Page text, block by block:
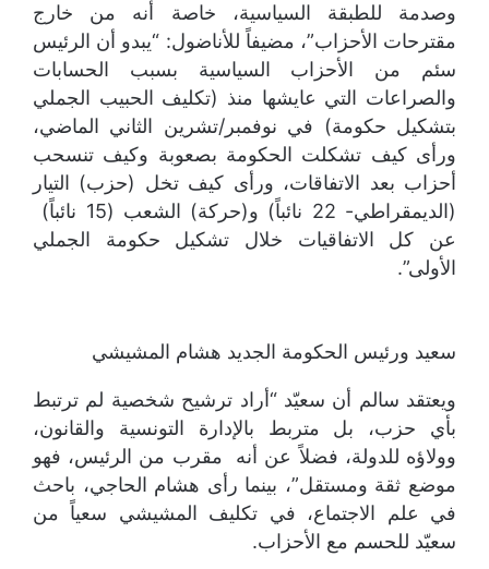
وصدمة للطبقة السياسية، خاصة أنه من خارج
مقترحات الأحزاب”، مضيفاً للأناضول: “يبدو أن الرئيس
سئم من الأحزاب السياسية بسبب الحسابات
والصراعات التي عايشها منذ (تكليف الحبيب الجملي
بتشكيل حكومة) في نوفمبر/تشرين الثاني الماضي،
ورأى كيف تشكلت الحكومة بصعوبة وكيف تنسحب
أحزاب بعد الاتفاقات، ورأى كيف تخل (حزب) التيار
(الديمقراطي- 22 نائباً) و(حركة) الشعب (15 نائباً)
عن كل الاتفاقيات خلال تشكيل حكومة الجملي
الأولى”.
سعيد ورئيس الحكومة الجديد هشام المشيشي
ويعتقد سالم أن سعيّد “أراد ترشيح شخصية لم ترتبط
بأي حزب، بل متربط بالإدارة التونسية والقانون،
وولاؤه للدولة، فضلاً عن أنه مقرب من الرئيس، فهو
موضع ثقة ومستقل”، بينما رأى هشام الحاجي، باحث
في علم الاجتماع، في تكليف المشيشي سعياً من
سعيّد للحسم مع الأحزاب.